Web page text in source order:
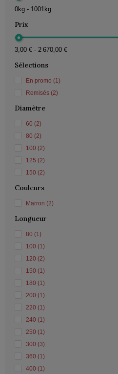
0kg - 1001kg
Prix
3,00 € - 2 670,00 €
Sélections
En promo (1)
Remisés (2)
Diamètre
60 (2)
80 (2)
100 (2)
125 (2)
150 (2)
Couleurs
Marron (2)
Longueur
80 (1)
100 (1)
120 (2)
150 (1)
180 (1)
200 (1)
220 (1)
240 (1)
250 (1)
300 (3)
360 (1)
400 (1)